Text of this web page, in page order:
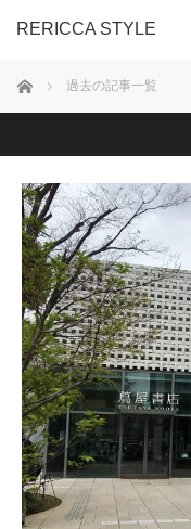
RERICCA STYLE
ホーム 過去の記事一覧